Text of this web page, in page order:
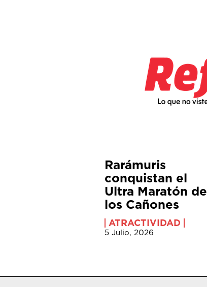
Rarámuris
conquistan el
Ultra Maratón de
los Cañones
ATRACTIVIDAD
5 Julio, 2026